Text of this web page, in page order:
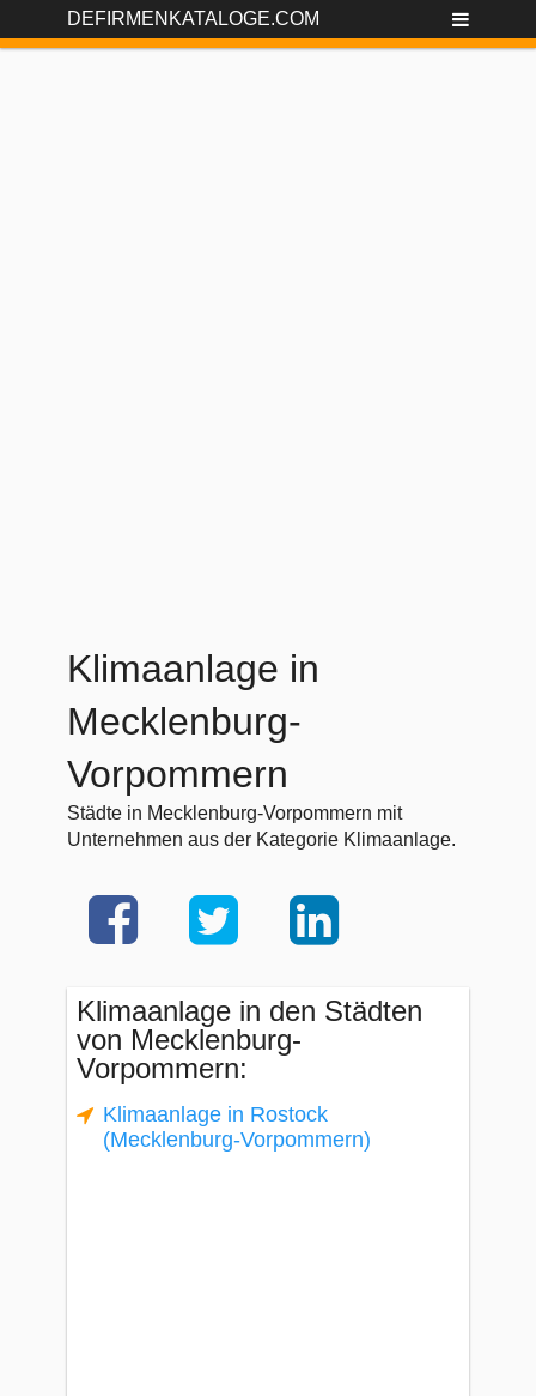
DEFIRMENKATALOGE.COM
Klimaanlage in
Mecklenburg-
Vorpommern
Städte in Mecklenburg-Vorpommern mit
Unternehmen aus der Kategorie Klimaanlage.
Klimaanlage in den Städten
von Mecklenburg-
Vorpommern:
Klimaanlage in Rostock
(Mecklenburg-Vorpommern)